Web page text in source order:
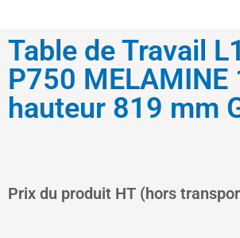
Table de Travail
P750 MELAMINE
hauteur 819 mm
Prix du produit HT (hors
Le